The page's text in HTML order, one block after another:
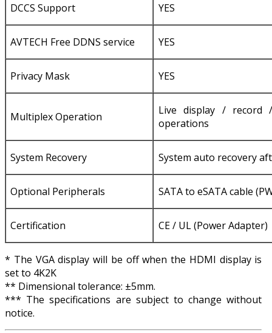
DCCS Support YES
AVTECH Free DDNS service YES
Privacy Mask YES
Multiplex Operation
Live display / record
operations
System Recovery System auto recovery
Optional Peripherals SATA to eSATA cable
Certification CE / UL (Power Adapter)
* The VGA display will be off when the HDMI display is
set to 4K2K
** Dimensional tolerance: ±5mm.
*** The specifications are subject to change without
notice.